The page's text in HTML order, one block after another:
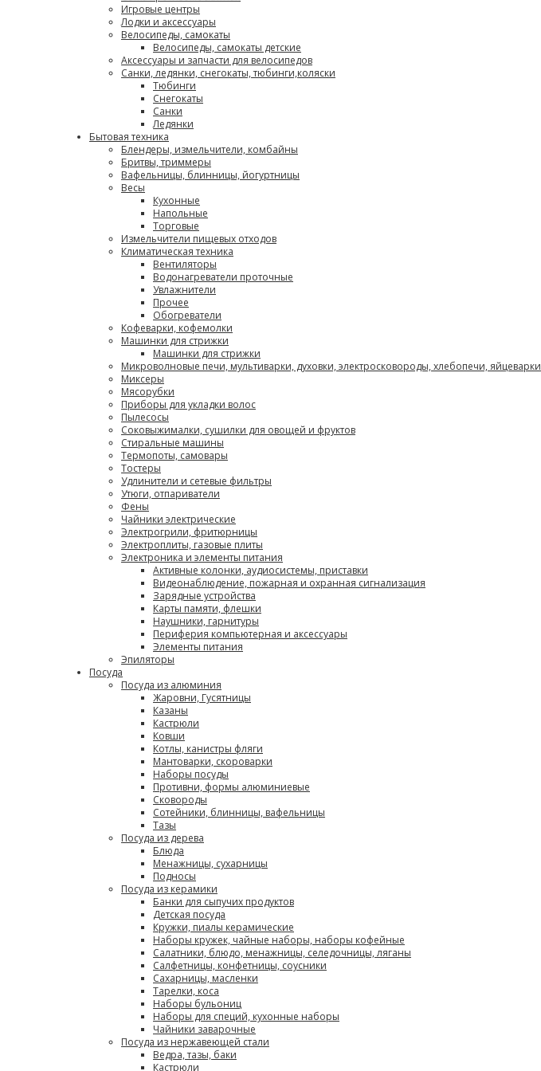
Игровые центры
Лодки и аксессуары
Велосипеды, самокаты
Велосипеды, самокаты детские
Аксессуары и запчасти для велосипедов
Санки, ледянки, снегокаты, тюбинги,коляски
Тюбинги
Снегокаты
Санки
Ледянки
Бытовая техника
Блендеры, измельчители, комбайны
Бритвы, триммеры
Вафельницы, блинницы, йогуртницы
Весы
Кухонные
Напольные
Торговые
Измельчители пищевых отходов
Климатическая техника
Вентиляторы
Водонагреватели проточные
Увлажнители
Прочее
Обогреватели
Кофеварки, кофемолки
Машинки для стрижки
Машинки для стрижки
Микроволновые печи, мультиварки, духовки, электросковороды, хлебопечи, яйцеварки
Миксеры
Мясорубки
Приборы для укладки волос
Пылесосы
Соковыжималки, сушилки для овощей и фруктов
Стиральные машины
Термопоты, самовары
Тостеры
Удлинители и сетевые фильтры
Утюги, отпариватели
Фены
Чайники электрические
Электрогрили, фритюрницы
Электроплиты, газовые плиты
Электроника и элементы питания
Активные колонки, аудиосистемы, приставки
Видеонаблюдение, пожарная и охранная сигнализация
Зарядные устройства
Карты памяти, флешки
Наушники, гарнитуры
Периферия компьютерная и аксессуары
Элементы питания
Эпиляторы
Посуда
Посуда из алюминия
Жаровни, Гусятницы
Казаны
Кастрюли
Ковши
Котлы, канистры фляги
Мантоварки, скороварки
Наборы посуды
Противни, формы алюминиевые
Сковороды
Сотейники, блинницы, вафельницы
Тазы
Посуда из дерева
Блюда
Менажницы, сухарницы
Подносы
Посуда из керамики
Банки для сыпучих продуктов
Детская посуда
Кружки, пиалы керамические
Наборы кружек, чайные наборы, наборы кофейные
Салатники, блюдо, менажницы, селедочницы, ляганы
Салфетницы, конфетницы, соусники
Сахарницы, масленки
Тарелки, коса
Наборы бульониц
Наборы для специй, кухонные наборы
Чайники заварочные
Посуда из нержавеющей стали
Ведра, тазы, баки
Кастрюли